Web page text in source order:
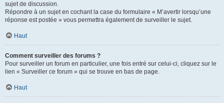
sujet de discussion.
Répondre à un sujet en cochant la case du formulaire « M’avertir lorsqu’une
réponse est postée » vous permettra également de surveiller le sujet.
Haut
Comment surveiller des forums ?
Pour surveiller un forum en particulier, une fois entré sur celui-ci, cliquez sur le
lien « Surveiller ce forum » qui se trouve en bas de page.
Haut